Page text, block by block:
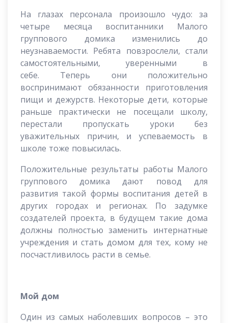
На глазах персонала произошло чудо: за
четыре месяца воспитанники Малого
группового домика изменились до
неузнаваемости. Ребята повзрослели, стали
самостоятельными, уверенными в
себе. Теперь они положительно
воспринимают обязанности приготовления
пищи и дежурств. Некоторые дети, которые
раньше практически не посещали школу,
перестали пропускать уроки без
уважительных причин, и успеваемость в
школе тоже повысилась.
Положительные результаты работы Малого
группового домика дают повод для
развития такой формы воспитания детей в
других городах и регионах. По задумке
создателей проекта, в будущем такие дома
должны полностью заменить интернатные
учреждения и стать домом для тех, кому не
посчастливилось расти в семье.
Мой дом
Один из самых наболевших вопросов – это